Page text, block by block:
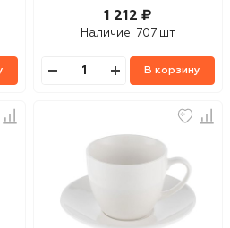
1 212 ₽
Наличие: 707 шт
В корзину